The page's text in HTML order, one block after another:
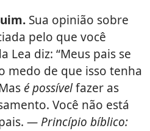
Sua opinião sobre
pelo que você
Lea diz: “Meus pais se
medo de que isso tenha
é possívelfazer as
Você não está
— Princípio bíblico: